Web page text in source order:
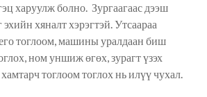
харуулж болно. Зургаагаас дээш
хяналт хэрэгтэй. Утсаараа
тоглоом, машины уралдаан биш
ном уншиж өгөх, зурагт үзэх
тоглоом тоглох нь илүү чухал.